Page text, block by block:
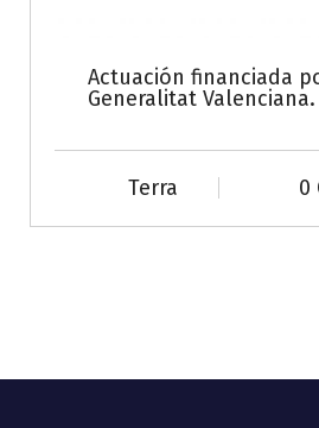
Actuación financiada
Generalitat Valenciana.
Terra 0